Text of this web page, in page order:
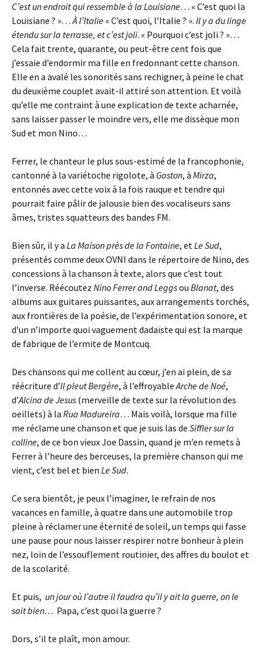
C’est un endroit qui ressemble à la Louisiane… « C’est quoi la
Louisiane ? »…À l’Italie « C’est quoi, l’Italie ? ». Il y a du linge
étendu sur la terrasse, et c’est joli. « Pourquoi c’est joli ? »…
Cela fait trente, quarante, ou peut-être cent fois que
j’essaie d’endormir ma fille en fredonnant cette chanson.
Elle en a avalé les sonorités sans rechigner, à peine le chat
du deuxième couplet avait-il attiré son attention. Et voilà
qu’elle me contraint à une explication de texte acharnée,
sans laisser passer le moindre vers, elle me dissèque mon
Sud et mon Nino…
Ferrer, le chanteur le plus sous-estimé de la francophonie,
cantonné à la variétoche rigolote, à Gaston, à Mirza,
entonnés avec cette voix à la fois rauque et tendre qui
pourrait faire pâlir de jalousie bien des vocaliseurs sans
âmes, tristes squatteurs des bandes FM.
Bien sûr, il y a La Maison près de la Fontaine, etLe Sud,
présentés comme deux OVNI dans le répertoire de Nino, des
concessions à la chanson à texte, alors que c’est tout
l’inverse. Réécoutez Nino Ferrer and Leggsou Blanat, des
albums aux guitares puissantes, aux arrangements torchés,
aux frontières de la poésie, de l’expérimentation sonore, et
d’un n’importe quoi vaguement dadaïste qui est la marque
de fabrique de l’ermite de Montcuq.
Des chansons qui me collent au cœur, j’en ai plein, de sa
réécriture d’Il pleut Bergère, à l’effroyableArche de Noé,
d’Alcina de Jesus (merveille de texte sur la révolution des
oeillets) à la Rua Madureira… Mais voilà, lorsque ma fille
me réclame une chanson et que je suis las de Siffler sur la
colline, de ce bon vieux Joe Dassin, quand je m’en remets à
Ferrer à l’heure des berceuses, la première chanson qui me
vient, c’est bel et bien Le Sud.
Ce sera bientôt, je peux l’imaginer, le refrain de nos
vacances en famille, à quatre dans une automobile trop
pleine à réclamer une éternité de soleil, un temps qui fasse
une pause pour nous laisser respirer notre bonheur à plein
nez, loin de l’essouflement routinier, des affres du boulot et
de la scolarité.
Et puis, un jour où l’autre il faudra qu’il y ait la guerre, on le
sait bien… Papa, c’est quoi la guerre ?
Dors, s’il te plaît, mon amour.